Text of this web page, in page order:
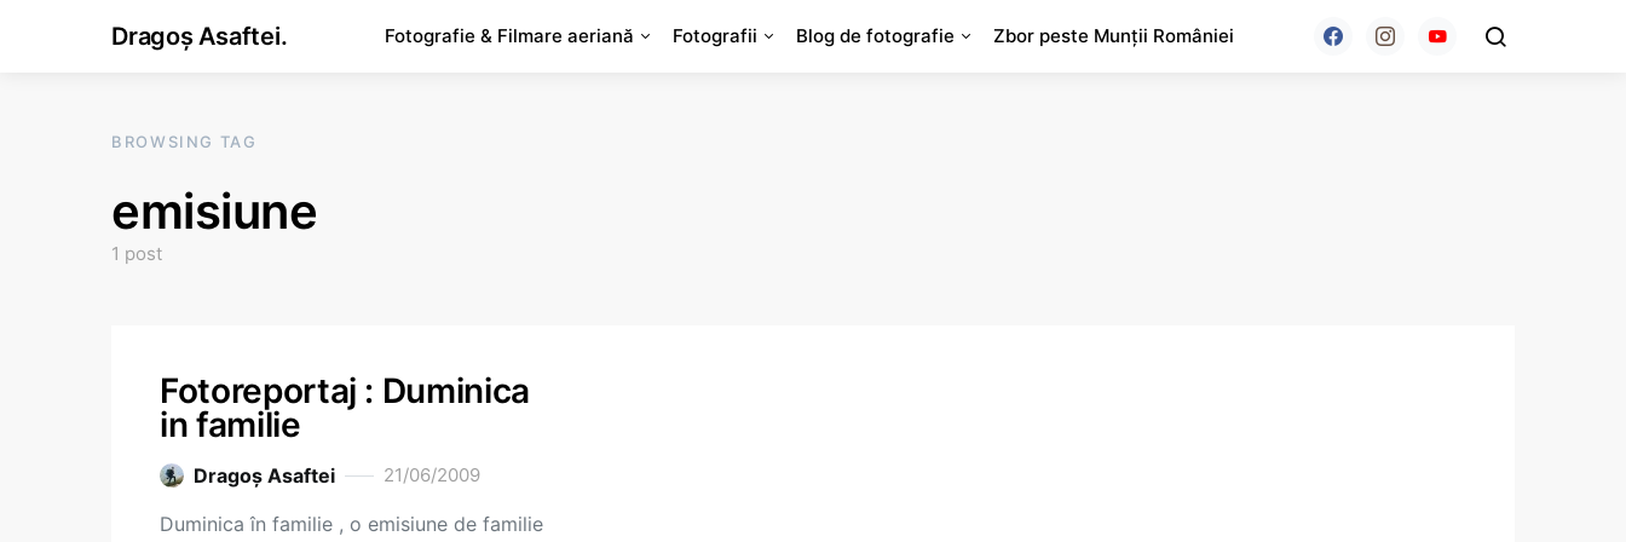
Dragoș Asaftei. Fotografie & Filmare aeriană Fotografii Blog de fotografie Zbor peste Munții României
BROWSING TAG
emisiune
1 post
Fotoreportaj : Duminica
in familie
Dragoş Asaftei 21/06/2009
Duminica în familie , o emisiune de familie